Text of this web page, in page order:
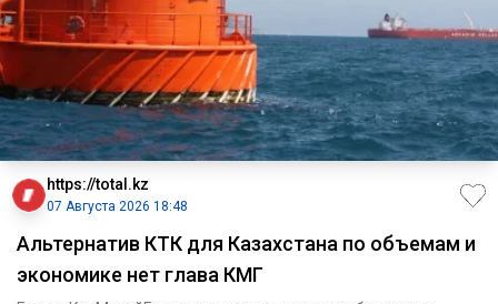
https://total.kz
07 Августа 2026 18:48
Альтернатив КТК для Казахстана по объемам и
экономике нет глава КМГ